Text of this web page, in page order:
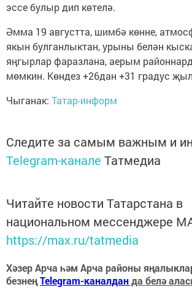
эссе булыр дип көтелә.
Әмма 19 августта, шимбә көнне,
якын булганлыктан, урыны белән
яңгырлар фаразлана, аерым
мөмкин. Көндез +26дан +31 градус
Чыганак: Татар-информ
Следите за самым важным и
Telegram-канале Татмедиа
Читайте новости Татарстана в
национальном мессенджере
https://max.ru/tatmedia
Хәзер Арча һәм Арча районы
безнеңTelegram-каналданда белә